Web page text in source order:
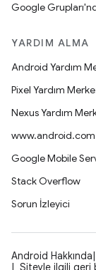
Google
YARDIM ALMA
Android Yardım
Pixel Yardım
Nexus Yardım
www.android.com
Google Mobile
Stack Overflow
Sorun İzleyici
Android Hakkında
Siteyle ilgili geri